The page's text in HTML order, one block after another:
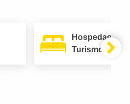
Hospedagem
Turismo